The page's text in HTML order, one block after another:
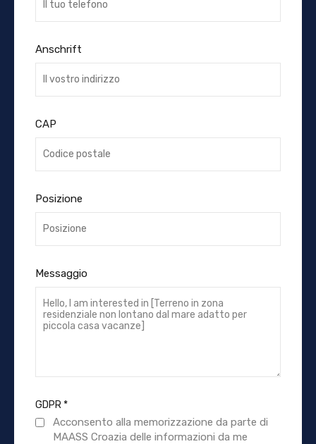
Anschrift
CAP
Posizione
Messaggio
GDPR*
Acconsento alla memorizzazione da parte di
MAASS Croazia delle informazioni da me